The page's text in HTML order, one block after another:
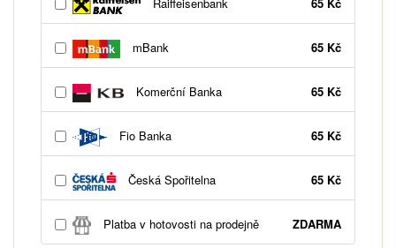
mBank 65 Kč
Komerční Banka 65 Kč
Fio Banka 65 Kč
Česká Spořitelna 65 Kč
Platba v hotovosti na prodejně ZDARMA